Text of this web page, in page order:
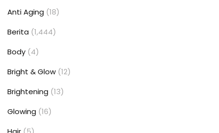
Anti Aging (18)
Berita (1,444)
Body (4)
Bright & Glow (12)
Brightening (13)
Glowing (16)